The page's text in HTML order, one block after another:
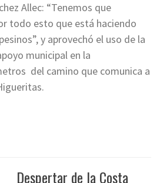
Allec: “Tenemos que
todo esto que está haciendo
y aprovechó el uso de la
municipal en la
del camino que comunica a
Despertar de la Costa